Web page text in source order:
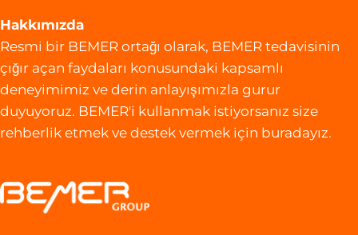
Hakkımızda
Resmi bir BEMER ortağı olarak, BEMER tedavisinin
çığır açan faydaları konusundaki kapsamlı
deneyimimiz ve derin anlayışımızla gurur
duyuyoruz. BEMER'i kullanmak istiyorsanız size
rehberlik etmek ve destek vermek için buradayız.